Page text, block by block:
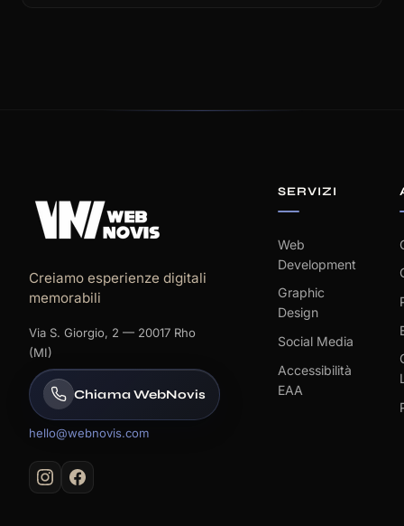
Creiamo esperienze digitali
memorabili
Via S. Giorgio, 2 — 20017 Rho
(MI)
Chiama WebNovis
hello@webnovis.com
SERVIZI
Web
Development
Graphic
Design
Social Media
Accessibilità
EAA